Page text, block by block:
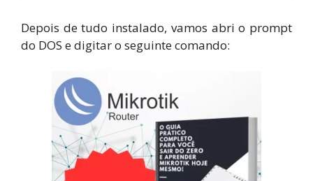
Depois de tudo instalado, vamos abri o prompt
do DOS e digitar o seguinte comando: